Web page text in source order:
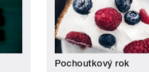
Pochoutkový rok